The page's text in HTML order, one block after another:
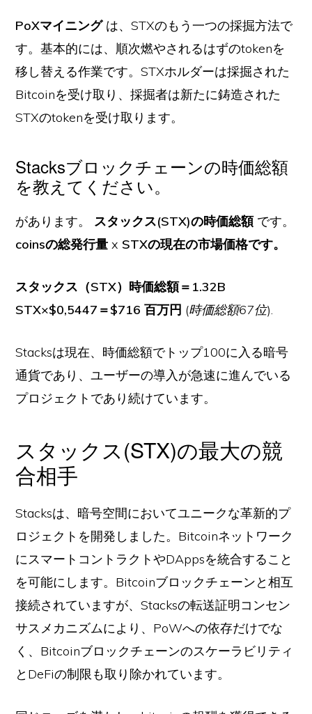
PoXマイニング は、STXのもう一つの採掘方法で
す。基本的には、順次燃やされるはずのtokenを
移し替える作業です。STXホルダーは採掘された
Bitcoinを受け取り、採掘者は新たに鋳造された
STXのtokenを受け取ります。
Stacksブロックチェーンの時価総額
を教えてください。
があります。 スタックス(STX)の時価総額です。
coinsの総発行量x STXの現在の市場価格です。
スタックス（STX）時価総額＝1.32B
STX×$0,5447＝$716 百万円 (時価総額67位).
Stacksは現在、時価総額でトップ100に入る暗号
通貨であり、ユーザーの導入が急速に進んでいる
プロジェクトであり続けています。
スタックス(STX)の最大の競
合相手
Stacksは、暗号空間においてユニークな革新的プ
ロジェクトを開発しました。Bitcoinネットワーク
にスマートコントラクトやDAppsを統合すること
を可能にします。Bitcoinブロックチェーンと相互
接続されていますが、Stacksの転送証明コンセン
サスメカニズムにより、PoWへの依存だけでな
く、Bitcoinブロックチェーンのスケーラビリティ
とDeFiの制限も取り除かれています。